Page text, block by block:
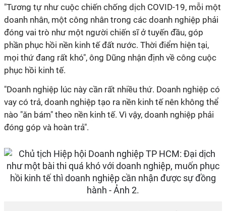
"Tương tự như cuộc chiến chống dịch COVID-19, mỗi một
doanh nhân, một công nhân trong các doanh nghiệp phải
đóng vai trò như một người chiến sĩ ở tuyến đầu, góp
phần phục hồi nền kinh tế đất nước. Thời điểm hiện tại,
mọi thứ đang rất khó", ông Dũng nhận định về công cuộc
phục hồi kinh tế.
"Doanh nghiệp lúc này cần rất nhiều thứ. Doanh nghiệp có
vay có trả, doanh nghiệp tạo ra nền kinh tế nên không thể
nào "ăn bám" theo nền kinh tế. Vì vậy, doanh nghiệp phải
đóng góp và hoàn trả".